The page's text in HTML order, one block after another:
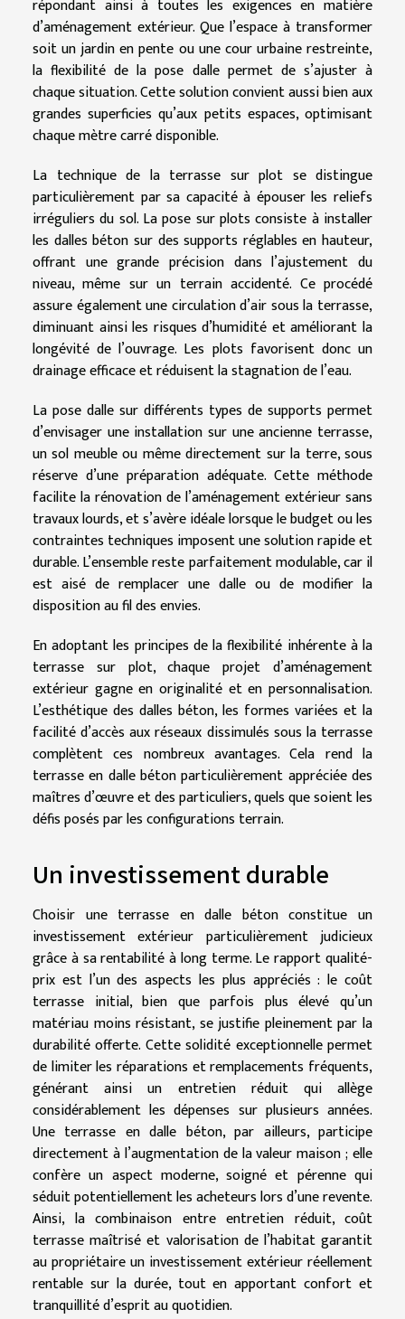
répondant ainsi à toutes les exigences en matière
d’aménagement extérieur. Que l’espace à transformer
soit un jardin en pente ou une cour urbaine restreinte,
la flexibilité de la pose dalle permet de s’ajuster à
chaque situation. Cette solution convient aussi bien aux
grandes superficies qu’aux petits espaces, optimisant
chaque mètre carré disponible.
La technique de la terrasse sur plot se distingue
particulièrement par sa capacité à épouser les reliefs
irréguliers du sol. La pose sur plots consiste à installer
les dalles béton sur des supports réglables en hauteur,
offrant une grande précision dans l’ajustement du
niveau, même sur un terrain accidenté. Ce procédé
assure également une circulation d’air sous la terrasse,
diminuant ainsi les risques d’humidité et améliorant la
longévité de l’ouvrage. Les plots favorisent donc un
drainage efficace et réduisent la stagnation de l’eau.
La pose dalle sur différents types de supports permet
d’envisager une installation sur une ancienne terrasse,
un sol meuble ou même directement sur la terre, sous
réserve d’une préparation adéquate. Cette méthode
facilite la rénovation de l’aménagement extérieur sans
travaux lourds, et s’avère idéale lorsque le budget ou les
contraintes techniques imposent une solution rapide et
durable. L’ensemble reste parfaitement modulable, car il
est aisé de remplacer une dalle ou de modifier la
disposition au fil des envies.
En adoptant les principes de la flexibilité inhérente à la
terrasse sur plot, chaque projet d’aménagement
extérieur gagne en originalité et en personnalisation.
L’esthétique des dalles béton, les formes variées et la
facilité d’accès aux réseaux dissimulés sous la terrasse
complètent ces nombreux avantages. Cela rend la
terrasse en dalle béton particulièrement appréciée des
maîtres d’œuvre et des particuliers, quels que soient les
défis posés par les configurations terrain.
Un investissement durable
Choisir une terrasse en dalle béton constitue un
investissement extérieur particulièrement judicieux
grâce à sa rentabilité à long terme. Le rapport qualité-
prix est l’un des aspects les plus appréciés : le coût
terrasse initial, bien que parfois plus élevé qu’un
matériau moins résistant, se justifie pleinement par la
durabilité offerte. Cette solidité exceptionnelle permet
de limiter les réparations et remplacements fréquents,
générant ainsi un entretien réduit qui allège
considérablement les dépenses sur plusieurs années.
Une terrasse en dalle béton, par ailleurs, participe
directement à l’augmentation de la valeur maison ; elle
confère un aspect moderne, soigné et pérenne qui
séduit potentiellement les acheteurs lors d’une revente.
Ainsi, la combinaison entre entretien réduit, coût
terrasse maîtrisé et valorisation de l’habitat garantit
au propriétaire un investissement extérieur réellement
rentable sur la durée, tout en apportant confort et
tranquillité d’esprit au quotidien.